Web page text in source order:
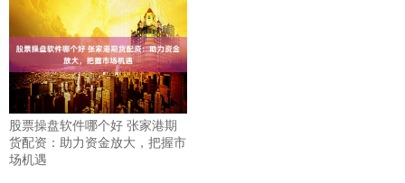
股票操盘软件哪个好 张家港期
货配资：助力资金放大，把握市
场机遇